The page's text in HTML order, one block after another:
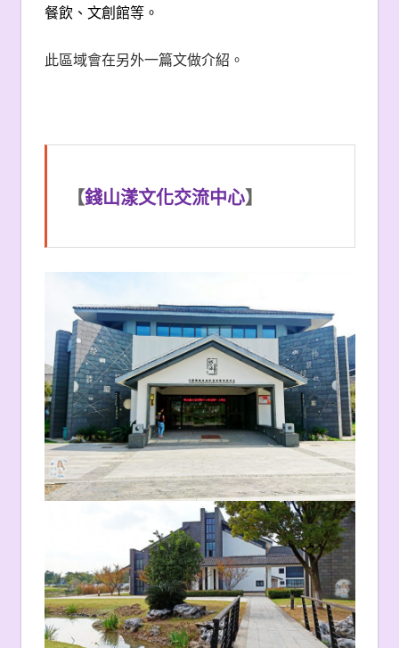
餐飲、文創館等。
此區域會在另外一篇文做介紹。
【錢山漾文化交流中心】